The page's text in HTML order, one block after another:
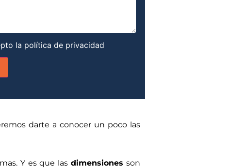
la política de privacidad
darte a conocer un poco las
Y es que lasdimensiones son